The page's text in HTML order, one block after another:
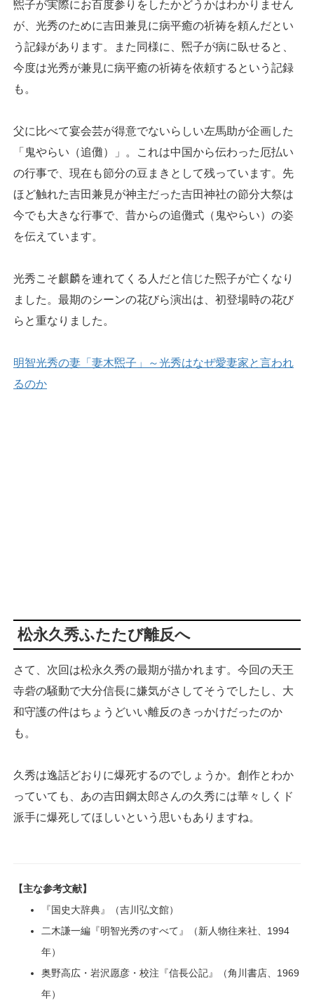
煕子が実際にお百度参りをしたかどうかはわかりません
が、光秀のために吉田兼見に病平癒の祈祷を頼んだとい
う記録があります。また同様に、煕子が病に臥せると、
今度は光秀が兼見に病平癒の祈祷を依頼するという記録
も。
父に比べて宴会芸が得意でないらしい左馬助が企画した
「鬼やらい（追儺）」。これは中国から伝わった厄払い
の行事で、現在も節分の豆まきとして残っています。先
ほど触れた吉田兼見が神主だった吉田神社の節分大祭は
今でも大きな行事で、昔からの追儺式（鬼やらい）の姿
を伝えています。
光秀こそ麒麟を連れてくる人だと信じた煕子が亡くなり
ました。最期のシーンの花びら演出は、初登場時の花び
らと重なりました。
明智光秀の妻「妻木煕子」～光秀はなぜ愛妻家と言われ
るのか
松永久秀ふたたび離反へ
さて、次回は松永久秀の最期が描かれます。今回の天王
寺砦の騒動で大分信長に嫌気がさしてそうでしたし、大
和守護の件はちょうどいい離反のきっかけだったのか
も。
久秀は逸話どおりに爆死するのでしょうか。創作とわか
っていても、あの吉田鋼太郎さんの久秀には華々しくド
派手に爆死してほしいという思いもありますね。
【主な参考文献】
『国史大辞典』（吉川弘文館）
二木謙一編『明智光秀のすべて』（新人物往来社、1994
年）
奥野高広・岩沢愿彦・校注『信長公記』（角川書店、1969
年）